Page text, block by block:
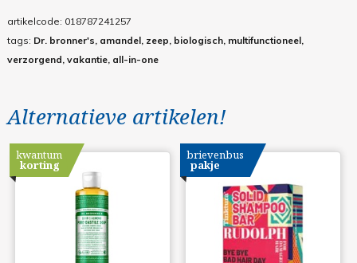
artikelcode: 018787241257
tags: Dr. bronner's, amandel, zeep, biologisch, multifunctioneel,
verzorgend, vakantie, all-in-one
Alternatieve artikelen!
kwantum
korting
brievenbus
pakje